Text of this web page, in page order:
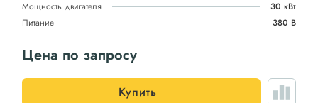
Мощность двигателя
30 кВт
Питание
380 В
Цена по запросу
Купить